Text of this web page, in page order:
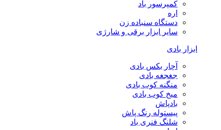
کمپرسور باد
اره
دستگاه سنباده زن
سایر ابزار برقی و شارژی
ابزار بادی
آچار بکس بادی
جغجغه بادی
منگنه کوب بادی
میخ کوب بادی
بادپاش
پیستوله رنگ پاش
شلنگ فنری باد